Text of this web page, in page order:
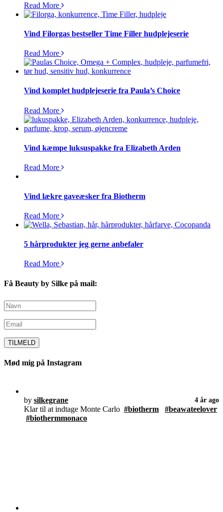
Read More
Vind Filorgas bestseller Time Filler hudplejeserie
Read More
Vind komplet hudplejeserie fra Paula’s Choice
Read More
Vind kæmpe luksuspakke fra Elizabeth Arden
Read More
Vind lækre gaveæsker fra Biotherm
Read More
5 hårprodukter jeg gerne anbefaler
Read More
Få Beauty by Silke på mail:
Mød mig på Instagram
by silkegrane 4 år ago
Klar til at indtage Monte Carlo #biotherm
#beawateelover
#biothermmonaco